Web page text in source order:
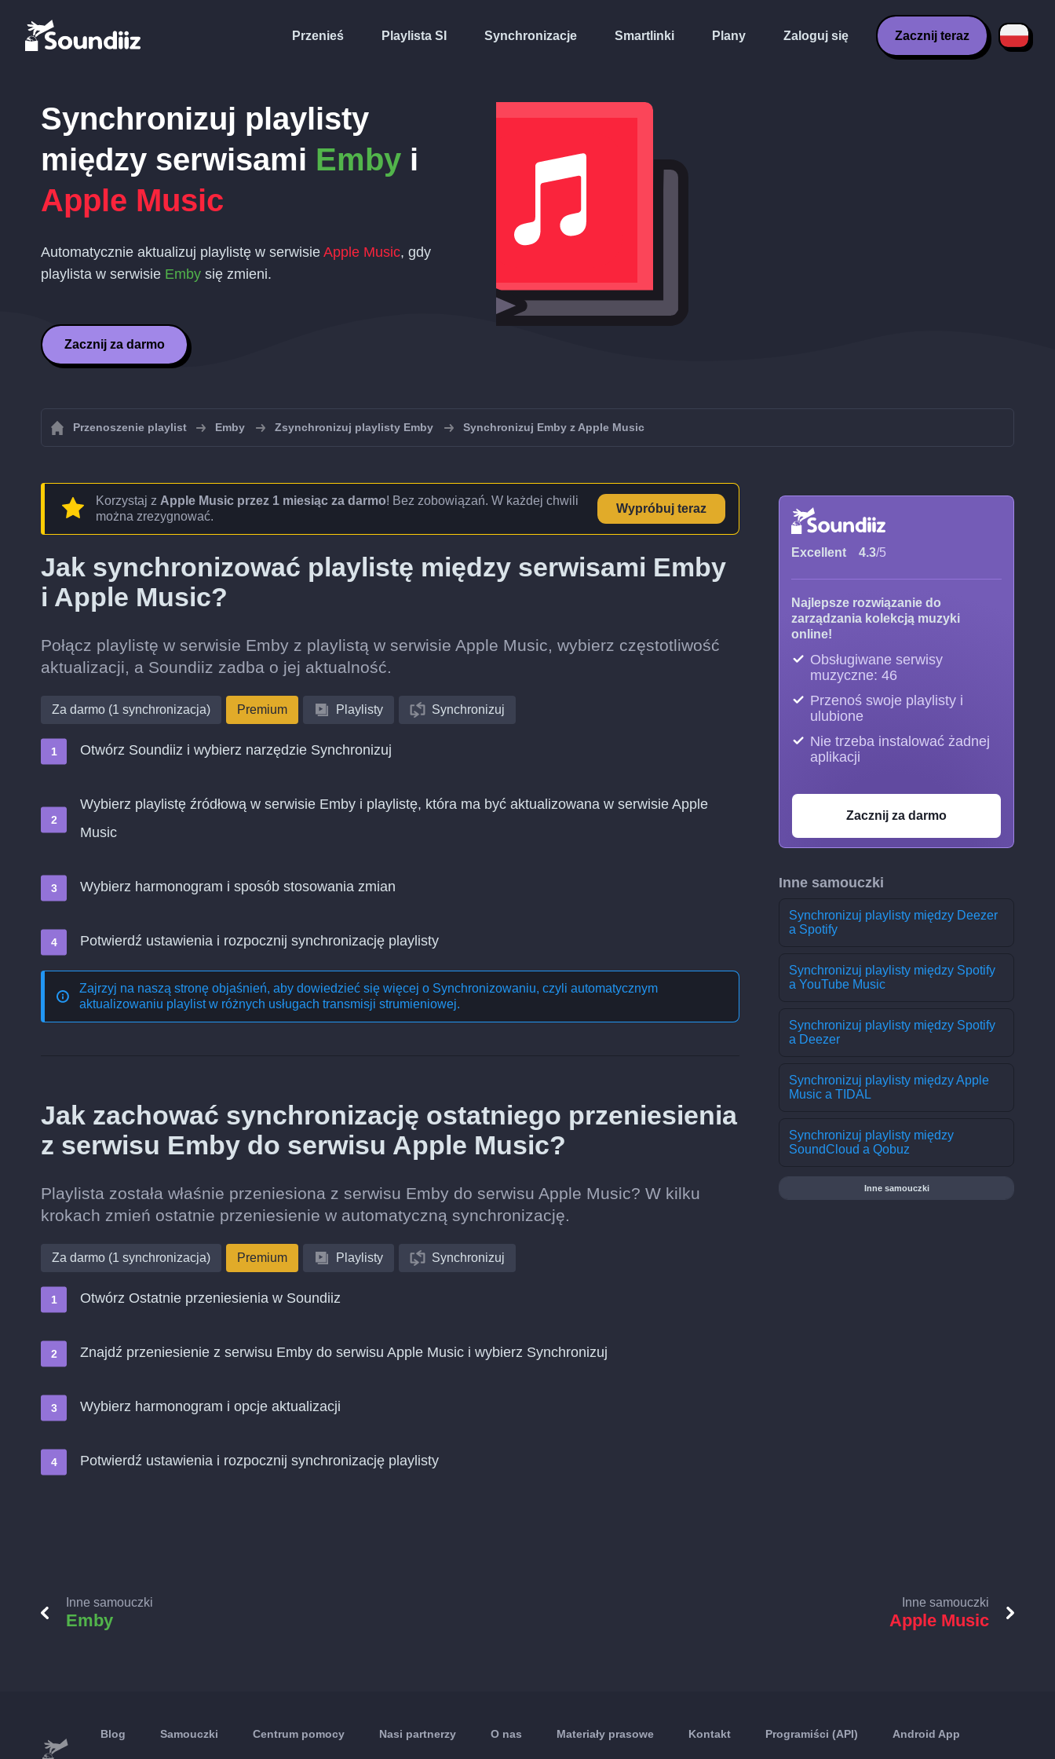
Przenieś Playlista SI Synchronizacje Smartlinki Plany Zaloguj się Zacznij teraz
Synchronizuj playlisty
między serwisami Emby i
Apple Music
Automatycznie aktualizuj playlistę w serwisie Apple Music, gdy
playlista w serwisie Emby się zmieni.
Zacznij za darmo
Przenoszenie playlist Emby Zsynchronizuj playlisty Emby Synchronizuj Emby z Apple Music
Korzystaj z Apple Music przez 1 miesiąc za darmo! Bez zobowiązań. W każdej chwili
można zrezygnować.
Wypróbuj teraz
Jak synchronizować playlistę między serwisami Emby
i Apple Music?
Połącz playlistę w serwisie Emby z playlistą w serwisie Apple Music, wybierz częstotliwość
aktualizacji, a Soundiiz zadba o jej aktualność.
Za darmo (1 synchronizacja) Premium Playlisty Synchronizuj
Otwórz Soundiiz i wybierz narzędzie Synchronizuj
Wybierz playlistę źródłową w serwisie Emby i playlistę, która ma być aktualizowana w serwisie Apple
Music
Wybierz harmonogram i sposób stosowania zmian
Potwierdź ustawienia i rozpocznij synchronizację playlisty
Zajrzyj na naszą stronę objaśnień, aby dowiedzieć się więcej o Synchronizowaniu, czyli automatycznym
aktualizowaniu playlist w różnych usługach transmisji strumieniowej.
Jak zachować synchronizację ostatniego przeniesienia
z serwisu Emby do serwisu Apple Music?
Playlista została właśnie przeniesiona z serwisu Emby do serwisu Apple Music? W kilku
krokach zmień ostatnie przeniesienie w automatyczną synchronizację.
Za darmo (1 synchronizacja) Premium Playlisty Synchronizuj
Otwórz Ostatnie przeniesienia w Soundiiz
Znajdź przeniesienie z serwisu Emby do serwisu Apple Music i wybierz Synchronizuj
Wybierz harmonogram i opcje aktualizacji
Potwierdź ustawienia i rozpocznij synchronizację playlisty
Excellent 4.3/5
Najlepsze rozwiązanie do
zarządzania kolekcją muzyki
online!
Obsługiwane serwisy
muzyczne: 46
Przenoś swoje playlisty i
ulubione
Nie trzeba instalować żadnej
aplikacji
Zacznij za darmo
Inne samouczki
Synchronizuj playlisty między Deezer
a Spotify
Synchronizuj playlisty między Spotify
a YouTube Music
Synchronizuj playlisty między Spotify
a Deezer
Synchronizuj playlisty między Apple
Music a TIDAL
Synchronizuj playlisty między
SoundCloud a Qobuz
Inne samouczki
Inne samouczki
Emby
Inne samouczki
Apple Music
Blog Samouczki Centrum pomocy Nasi partnerzy O nas Materiały prasowe Kontakt Programiści (API) Android App